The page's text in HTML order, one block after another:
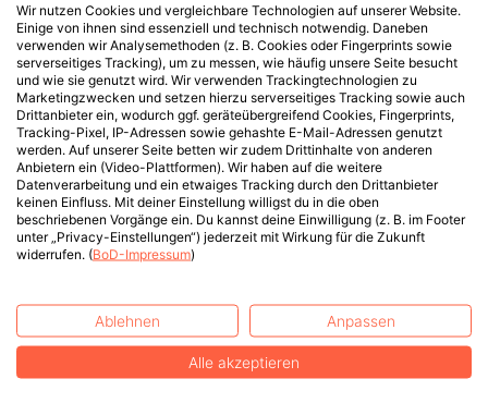
Wir nutzen Cookies und vergleichbare Technologien auf unserer Website.
Einige von ihnen sind essenziell und technisch notwendig. Daneben
verwenden wir Analysemethoden (z. B. Cookies oder Fingerprints sowie
serverseitiges Tracking), um zu messen, wie häufig unsere Seite besucht
und wie sie genutzt wird. Wir verwenden Trackingtechnologien zu
Marketingzwecken und setzen hierzu serverseitiges Tracking sowie auch
Drittanbieter ein, wodurch ggf. geräteübergreifend Cookies, Fingerprints,
Tracking-Pixel, IP-Adressen sowie gehashte E-Mail-Adressen genutzt
werden. Auf unserer Seite betten wir zudem Drittinhalte von anderen
Anbietern ein (Video-Plattformen). Wir haben auf die weitere
Datenverarbeitung und ein etwaiges Tracking durch den Drittanbieter
keinen Einfluss. Mit deiner Einstellung willigst du in die oben
beschriebenen Vorgänge ein. Du kannst deine Einwilligung (z. B. im Footer
unter „Privacy-Einstellungen“) jederzeit mit Wirkung für die Zukunft
widerrufen. (BoD-Impressum)
Ablehnen Anpassen
Alle akzeptieren